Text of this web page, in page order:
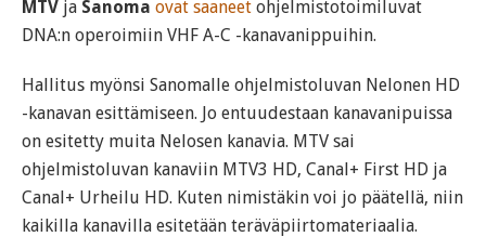
MTV ja Sanoma ovat saaneet ohjelmistotoimiluvat
DNA:n operoimiin VHF A-C -kanavanippuihin.
Hallitus myönsi Sanomalle ohjelmistoluvan Nelonen HD
-kanavan esittämiseen. Jo entuudestaan kanavanipuissa
on esitetty muita Nelosen kanavia. MTV sai
ohjelmistoluvan kanaviin MTV3 HD, Canal+ First HD ja
Canal+ Urheilu HD. Kuten nimistäkin voi jo päätellä, niin
kaikilla kanavilla esitetään teräväpiirtomateriaalia.